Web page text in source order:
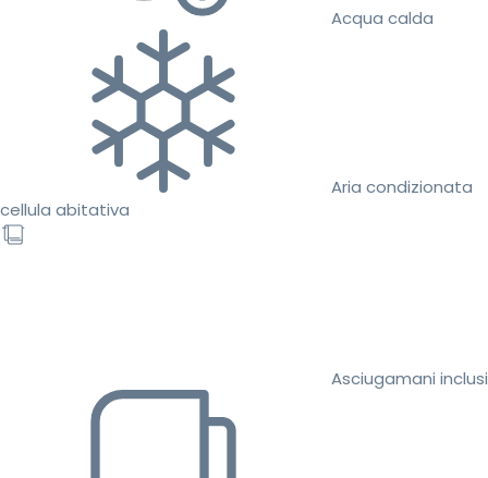
Acqua calda
Aria condizionata
cellula abitativa
Asciugamani inclusi